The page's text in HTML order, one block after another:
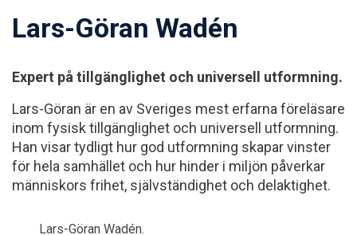
Lars-Göran Wadén
Expert på tillgänglighet och universell utformning.
Lars-Göran är en av Sveriges mest erfarna föreläsare
inom fysisk tillgänglighet och universell utformning.
Han visar tydligt hur god utformning skapar vinster
för hela samhället och hur hinder i miljön påverkar
människors frihet, självständighet och delaktighet.
Lars-Göran Wadén.